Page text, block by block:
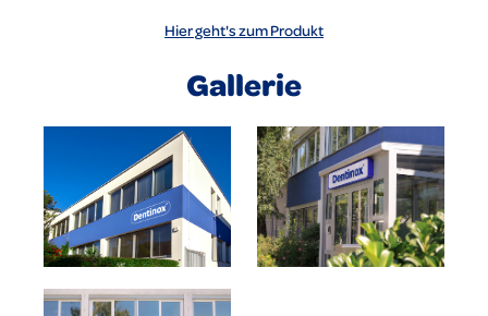
Hier geht's zum Produkt
Gallerie